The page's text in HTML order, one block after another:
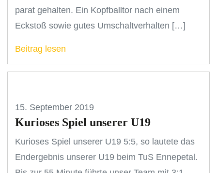
parat gehalten. Ein Kopfballtor nach einem
Eckstoß sowie gutes Umschaltverhalten […]
Beitrag lesen
15. September 2019
Kurioses Spiel unserer U19
Kurioses Spiel unserer U19 5:5, so lautete das
Endergebnis unserer U19 beim TuS Ennepetal.